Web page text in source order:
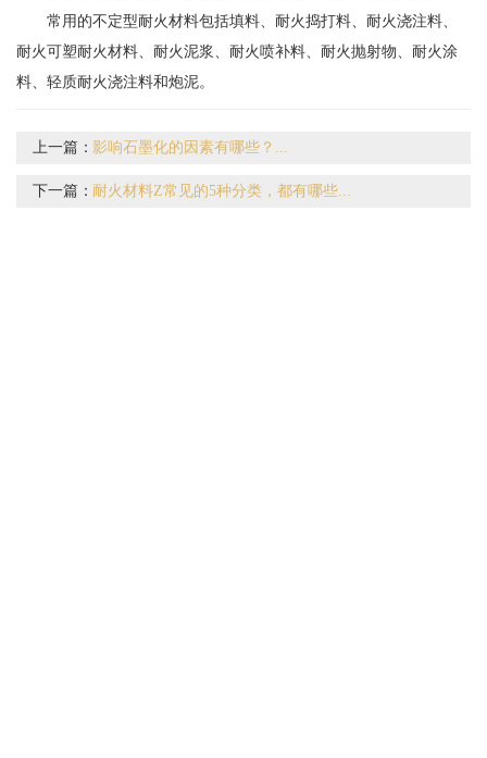
常用的不定型耐火材料包括填料、耐火捣打料、耐火浇注料、
耐火可塑耐火材料、耐火泥浆、耐火喷补料、耐火抛射物、耐火涂
料、轻质耐火浇注料和炮泥。
上一篇：影响石墨化的因素有哪些？...
下一篇： 耐火材料Z常见的5种分类，都有哪些...